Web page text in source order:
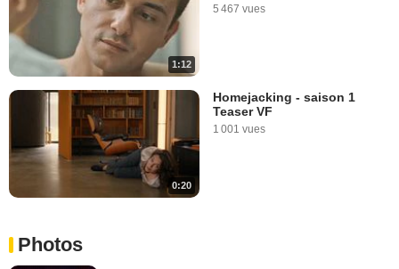
1:12
5 467 vues
0:20
Homejacking - saison 1
Teaser VF
1 001 vues
Photos